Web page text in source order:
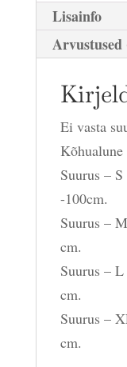
Lisainfo
Arvustused
Ei vasta
Suurus –
-100cm.
Suurus –
cm.
Suurus –
cm.
Suurus –
cm.